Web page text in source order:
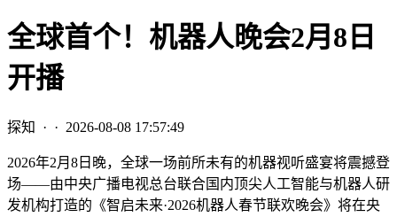
全球首个！机器人晚会2月8日
开播
探知 · · 2026-08-08 17:57:49
2026年2月8日晚，全球一场前所未有的机器视听盛宴将震撼登
场——由中央广播电视总台联合国内顶尖人工智能与机器人研
发机构打造的《智启未来·2026机器人春节联欢晚会》将在央